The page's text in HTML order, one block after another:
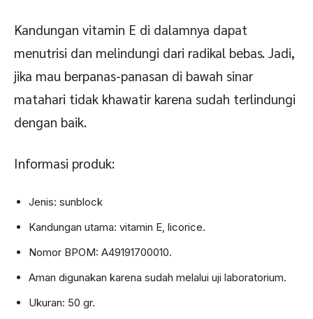
Kandungan vitamin E di dalamnya dapat
menutrisi dan melindungi dari radikal bebas. Jadi,
jika mau berpanas-panasan di bawah sinar
matahari tidak khawatir karena sudah terlindungi
dengan baik.
Informasi produk:
Jenis: sunblock
Kandungan utama: vitamin E, licorice.
Nomor BPOM: A49191700010.
Aman digunakan karena sudah melalui uji laboratorium.
Ukuran: 50 gr.